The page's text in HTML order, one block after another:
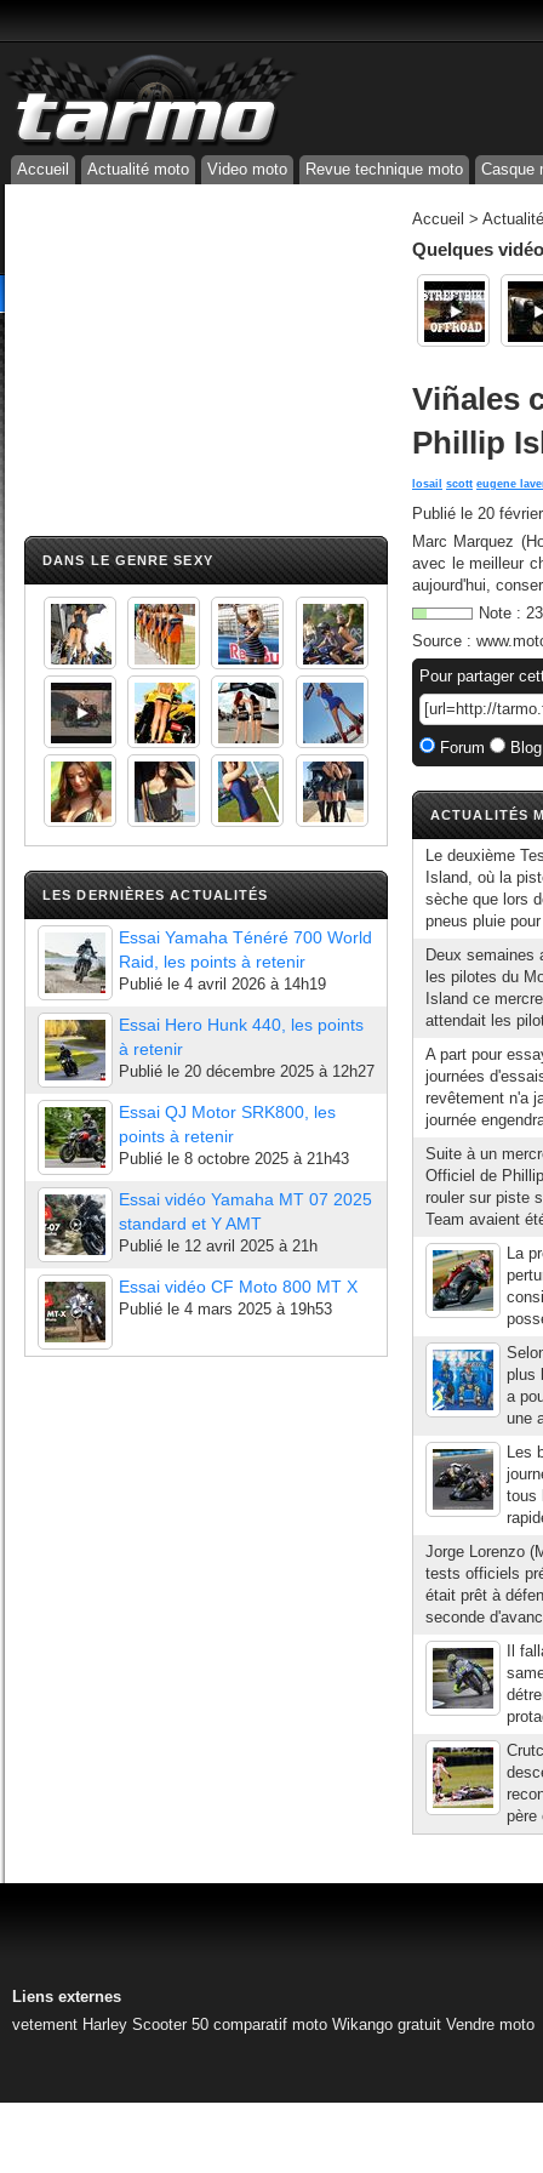
Accueil Actualité moto Video moto Revue technique moto Casque
DANS LE GENRE SEXY
LES DERNIÈRES ACTUALITÉS
Essai Yamaha Ténéré 700 World
Raid, les points à retenir
Publié le 4 avril 2026 à 14h19
Essai Hero Hunk 440, les points
à retenir
Publié le 20 décembre 2025 à 12h27
Essai QJ Motor SRK800, les
points à retenir
Publié le 8 octobre 2025 à 21h43
Essai vidéo Yamaha MT 07 2025
standard et Y AMT
Publié le 12 avril 2025 à 21h
Essai vidéo CF Moto 800 MT X
Publié le 4 mars 2025 à 19h53
Accueil >
Quelques
Viñales
Phillip
losail scott eugene
Publié le 20
Marc Marquez
avec le meilleur
aujourd'hui,
Note : 23
Source :
Pour partager
Forum
ACTUALITÉS
Le deuxième
Island, où la
sèche que lors
pneus pluie
Deux semaines
les pilotes du
Island ce
attendait les
A part pour
journées
revêtement n'a
journée
Suite à un
Officiel de
rouler sur piste
Team avaient
La
plus
a
une
Les
tous
Jorge Lorenzo
tests officiels
était prêt à
seconde
Il
père
Liens externes
vetement Harley Scooter 50 comparatif moto Wikango gratuit Vendre moto